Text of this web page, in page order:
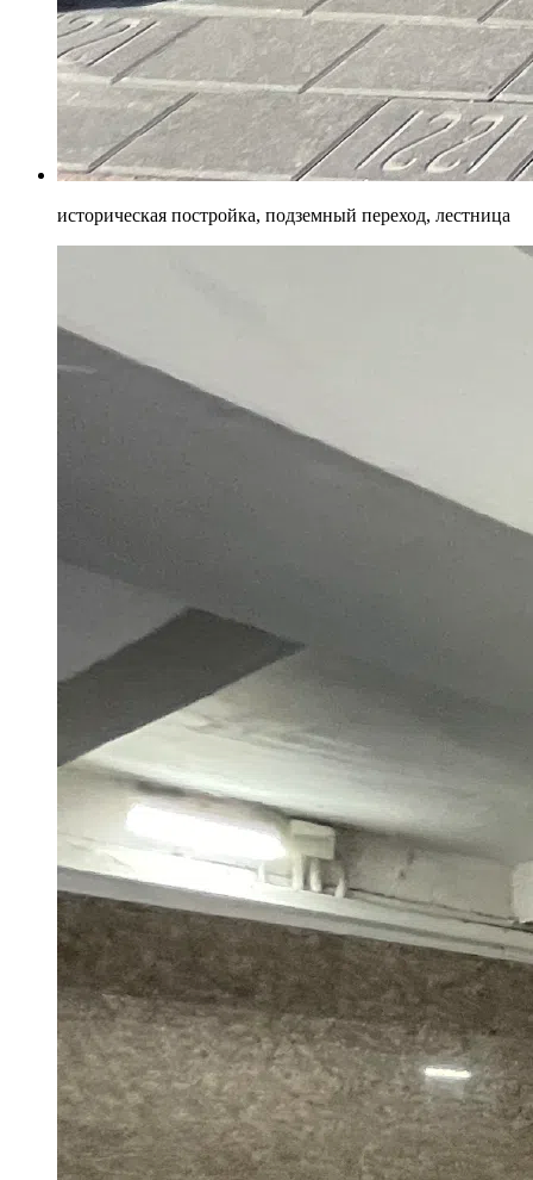
историческая постройка, подземный переход, лестница